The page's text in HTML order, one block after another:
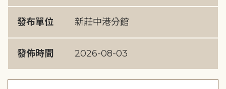
發布單位 新莊中港分館
發佈時間 2026-08-03